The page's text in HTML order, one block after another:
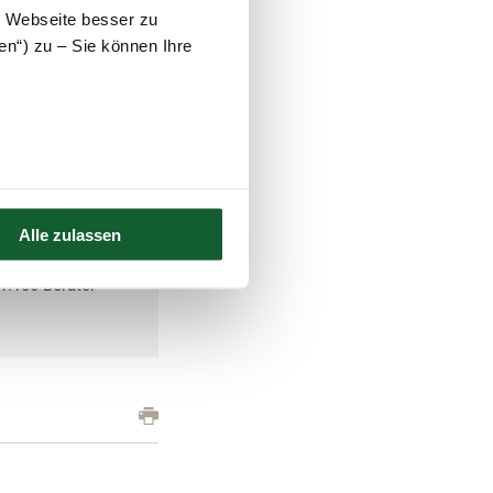
besser zu
zu – Sie können Ihre
Alle zulassen
die ermäßigte
die
im Jahr der
– zum
Berater